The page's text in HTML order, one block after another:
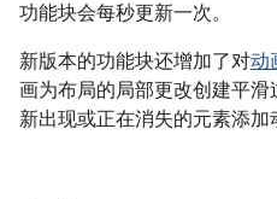
功能块会每秒更新一次。
新版本的功能块还增加了对动
画为布局的局部更改创建平
新出现或正在消失的元素添加